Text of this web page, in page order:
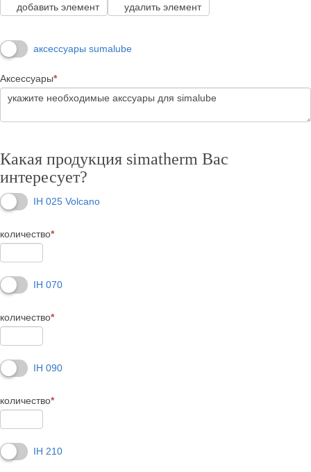
добавить элемент удалить элемент
аксессуары sumalube
Аксессуары*
Какая продукция simatherm Вас
интересует?
IH 025 Volcano
количество*
IH 070
количество*
IH 090
количество*
IH 210